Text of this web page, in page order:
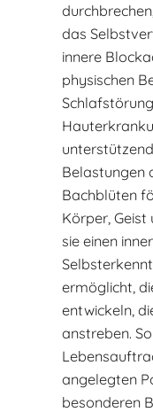
das
innere
physischen
Belastungen
Bachblüten
Körper, Geist
sie einen
ermöglicht,
entwickeln,
anstreben.
angelegten
besonderen